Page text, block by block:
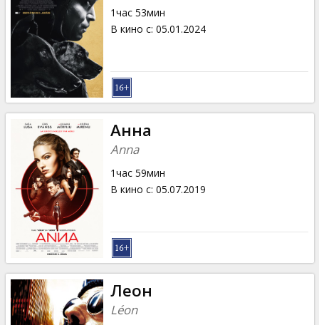
1час 53мин
В кино с: 05.01.2024
Анна
Anna
1час 59мин
В кино с: 05.07.2019
Леон
Léon